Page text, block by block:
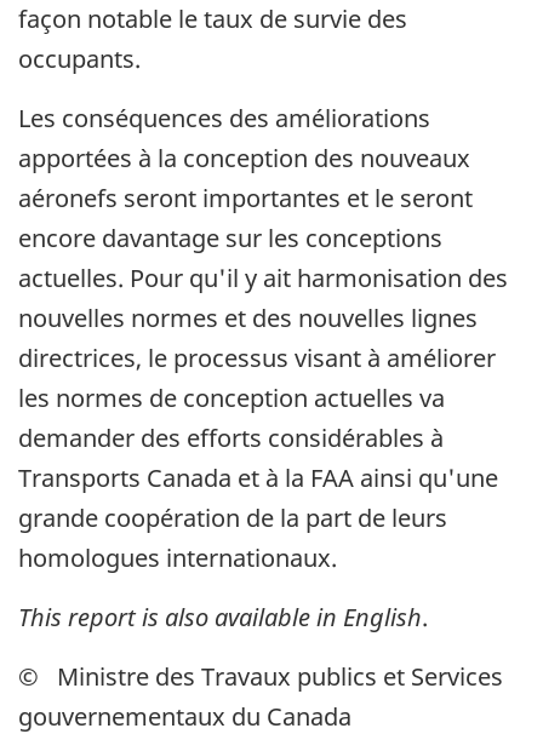
façon notable le taux de survie des
occupants.
Les conséquences des améliorations
apportées à la conception des nouveaux
aéronefs seront importantes et le seront
encore davantage sur les conceptions
actuelles. Pour qu'il y ait harmonisation des
nouvelles normes et des nouvelles lignes
directrices, le processus visant à améliorer
les normes de conception actuelles va
demander des efforts considérables à
Transports Canada et à la FAA ainsi qu'une
grande coopération de la part de leurs
homologues internationaux.
This report is also available in English.
© Ministre des Travaux publics et Services
gouvernementaux du Canada